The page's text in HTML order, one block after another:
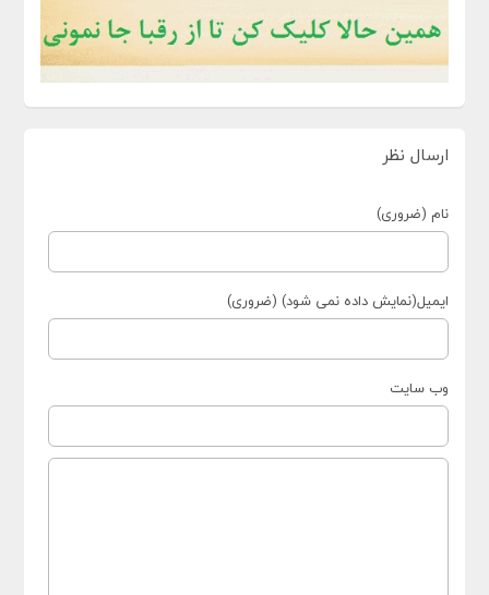
ارسال نظر
نام (ضروری)
ایمیل(نمایش داده نمی شود) (ضروری)
وب سایت